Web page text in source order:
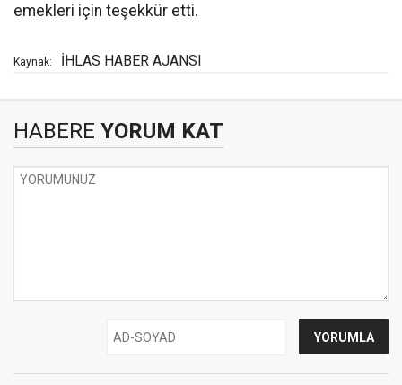
emekleri için teşekkür etti.
Kaynak: İHLAS HABER AJANSI
HABERE YORUM KAT